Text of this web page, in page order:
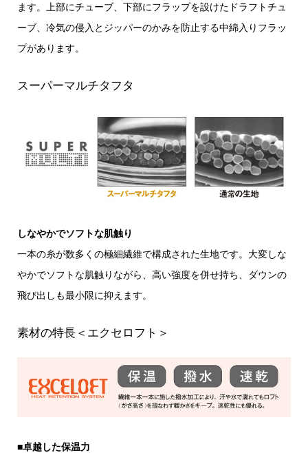
ます。上部にチューブ、下部にフラップを設けたドラフトチュ
ーブ、冷気の侵入とジッパーのかみを防止する中綿入りフラッ
プがあります。
スーパーマルチタフタ
しなやかでソフトな肌触り
一本の糸が数多くの極細繊維で構成された生地です。大変しな
やかでソフトな肌触りながら、高い強度を併せ持ち、ダウンの
飛び出しも最小限に抑えます。
素材の特長＜エクセロフト＞
■卓越した保温力